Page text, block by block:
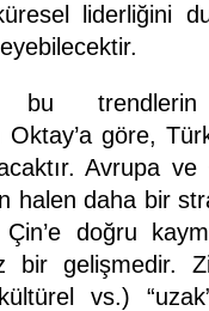
liderliğini
trendlerin
göre,
Avrupa
halen daha bir
doğru
bir gelişmedir.
vs.)